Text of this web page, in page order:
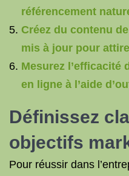
référencement
Créez du contenu
mis à jour pour
Mesurez l’efficacité
en ligne à l’aide
Définissez
objectifs
Pour réussir dans